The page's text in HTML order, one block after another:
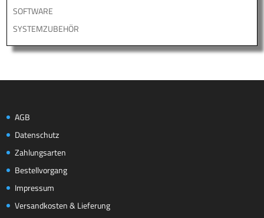
SOFTWARE
SYSTEMZUBEHÖR
AGB
Datenschutz
Zahlungsarten
Bestellvorgang
Impressum
Versandkosten & Lieferung